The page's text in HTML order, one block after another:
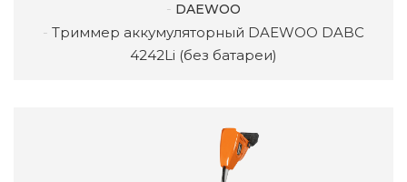
DAEWOO
Триммер аккумуляторный DAEWOO DABC
4242Li (без батареи)